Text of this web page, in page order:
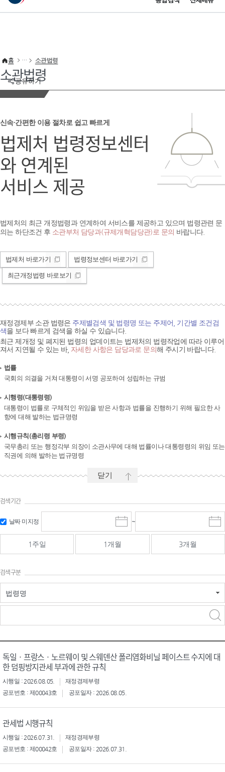
이 누리집은 대한민국 공식 전자정부 누리집입니다.
공유하기
홈 소관법령
소관법령
신속·간편한 이용 절차로 쉽고 빠르게
법제처 법령정보센터
와 연계된
서비스 제공
법제처의 최근 개정법령과 연계하여 서비스를 제공하고 있으며 법령관련 문
의는 하단조건 후 소관부처 담당과(규제개혁담당관)로 문의 바랍니다.
법제처 바로가기 법령정보센터 바로가기
최근개정법령 바로보기
재정경제부 소관 법령은 주제별검색 및 법령명 또는 주제어, 기간별 조건검
색을 보다 빠르게 검색을 하실 수 있습니다.
최근 제개정 및 폐지된 법령의 업데이트는 법제처의 법령작업에 따라 이루어
져서 지연될 수 있는 바, 자세한 사항은 담당과로 문의해 주시기 바랍니다.
법률
국회의 의결을 거쳐 대통령이 서명 공포하여 성립하는 규범
시행령(대통령령)
대통령이 법률로 구체적인 위임을 받은 사항과 법률을 진행하기 위해 필요한 사
항에 대해 발하는 법규명령
시행규칙(총리령 부령)
국무총리 또는 행정각부 의장이 소관사무에 대해 법률이나 대통령령의 위임 또는
직권에 의해 발하는 법규명령
닫기
검색기간
날짜 미지정
시
작
일
선
~
마
감
선
1주일 1개월 3개월
검색구분
법령명
독일ㆍ프랑스ㆍ노르웨이 및 스웨덴산 폴리염화비닐 페이스트 수지에 대
한 덤핑방지관세 부과에 관한 규칙
시행일 : 2026.08.05.
재정경제부령
공포번호 : 제00043호
공포일자 : 2026.08.05.
관세법 시행규칙
시행일 : 2026.07.31.
재정경제부령
공포번호 : 제00042호
공포일자 : 2026.07.31.